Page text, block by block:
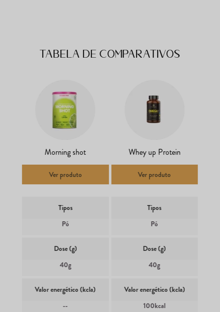
Tabela de comparativos
Morning shot
Ver produto
Tipos
Pó
Dose (g)
40g
Valor energético (kcla)
--
Whey up Protein
Ver produto
Tipos
Pó
Dose (g)
40g
Valor energético (kcla)
100kcal